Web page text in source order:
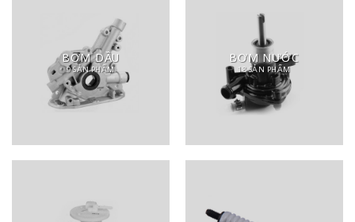
BƠM DẦU
9 SẢN PHẨM
BƠM NƯỚC
18 SẢN PHẨM